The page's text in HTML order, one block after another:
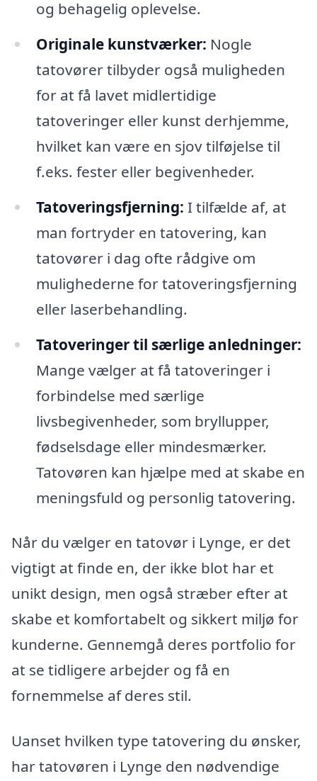
og behagelig oplevelse.
Originale kunstværker: Nogle
tatovører tilbyder også muligheden
for at få lavet midlertidige
tatoveringer eller kunst derhjemme,
hvilket kan være en sjov tilføjelse til
f.eks. fester eller begivenheder.
Tatoveringsfjerning: I tilfælde af, at
man fortryder en tatovering, kan
tatovører i dag ofte rådgive om
mulighederne for tatoveringsfjerning
eller laserbehandling.
Tatoveringer til særlige anledninger:
Mange vælger at få tatoveringer i
forbindelse med særlige
livsbegivenheder, som bryllupper,
fødselsdage eller mindesmærker.
Tatovøren kan hjælpe med at skabe en
meningsfuld og personlig tatovering.
Når du vælger en tatovør i Lynge, er det
vigtigt at finde en, der ikke blot har et
unikt design, men også stræber efter at
skabe et komfortabelt og sikkert miljø for
kunderne. Gennemgå deres portfolio for
at se tidligere arbejder og få en
fornemmelse af deres stil.
Uanset hvilken type tatovering du ønsker,
har tatovøren i Lynge den nødvendige